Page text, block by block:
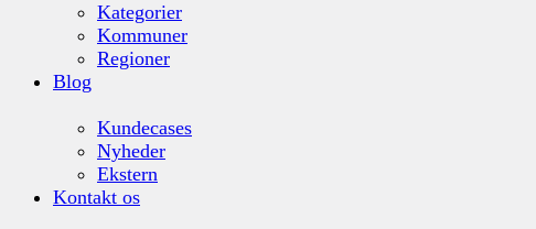
Kategorier
Kommuner
Regioner
Blog
Kundecases
Nyheder
Ekstern
Kontakt os